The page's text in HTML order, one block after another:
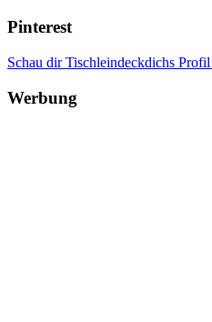
Pinterest
Schau dir Tischleindeckdichs Profil
Werbung